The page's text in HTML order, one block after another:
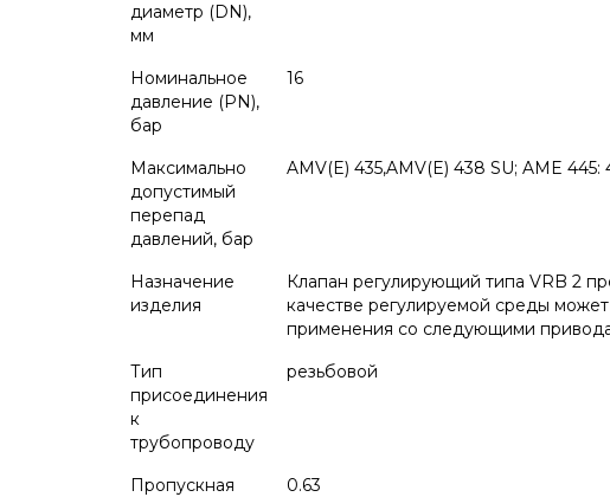
диаметр (DN),
мм
Номинальное
давление (PN),
бар
16
Максимально
допустимый
перепад
давлений, бар
AMV(E) 435,AMV(E) 438 SU; AME 445:
Назначение
изделия
Клапан регулирующий типа VRB 2
качестве регулируемой среды
применения со следующими
Тип
присоединения
к
трубопроводу
резьбовой
Пропускная
0.63